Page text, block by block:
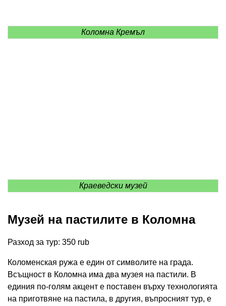
Коломна Кремъл
Краеведски музей
Музей на пастилите в Коломна
Разход за тур: 350 rub
Коломенская ружа е един от символите на града.
Всъщност в Коломна има два музея на пастили. В
единия по-голям акцент е поставен върху технологията
на приготвяне на пастила, в другия, въпросният тур, е